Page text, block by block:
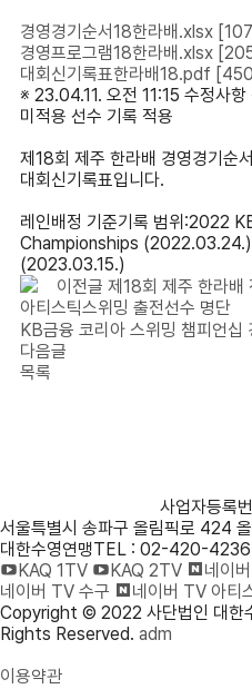
경영경기순서18한라배.xlsx
경영프로그램18한라배.xlsx
대회신기록표한라배18.pdf
※ 23.04.11. 오전 11:15 수정사
미적용 선수 기록 적용
제18회 제주 한라배 경영경기순
대회신기록표입니다.
레인배정 기준기록 범위:2022
Championships (2022.03.24.)
(2023.03.15.)
이전글 제18회 제주 한라배
아티스틱스위밍 출전선수 명단
KB금융 코리아 스위밍 챔피언십
다음글
목록
사업자등록
서울특별시 송파구 올림픽로 424
대한수영연맹TEL : 02-420-4236
KAQ 1TV
KAQ 2TV 네이
네이버 TV 수구
네이버 TV 아티
Copyright © 2022 사단법인 대한
Rights Reserved. adm
이용약관